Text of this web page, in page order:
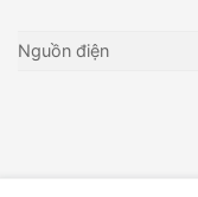
Nguồn điện